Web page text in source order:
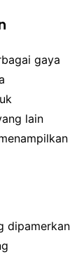
gaya
lain
dipamerkan